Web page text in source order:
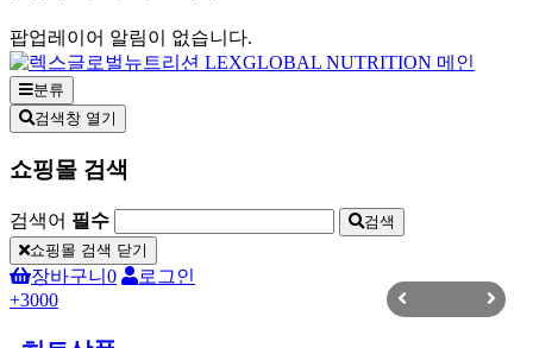
팝업레이어 알림이 없습니다.
분류
검색창 열기
쇼핑몰 검색
검색어 필수
검색
쇼핑몰 검색 닫기
장바구니 0
로그인
+3000